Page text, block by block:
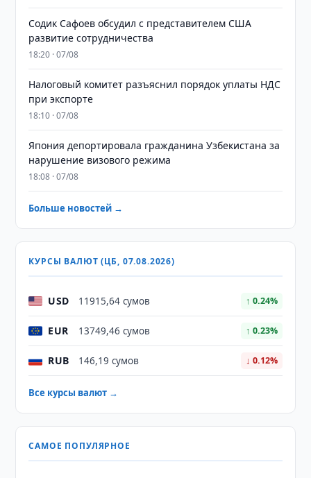
Содик Сафоев обсудил с представителем США
развитие сотрудничества
18:20 · 07/08
Налоговый комитет разъяснил порядок уплаты НДС
при экспорте
18:10 · 07/08
Япония депортировала гражданина Узбекистана за
нарушение визового режима
18:08 · 07/08
Больше новостей →
КУРСЫ ВАЛЮТ (ЦБ, 07.08.2026)
USD 11915,64 сумов ↑ 0.24%
EUR 13749,46 сумов ↑ 0.23%
RUB 146,19 сумов ↓ 0.12%
Все курсы валют →
САМОЕ ПОПУЛЯРНОЕ